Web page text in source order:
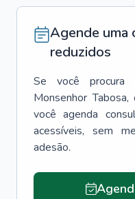
Agende uma
reduzidos
Se você procura
Monsenhor Tabosa,
você agenda
acessíveis, sem
adesão.